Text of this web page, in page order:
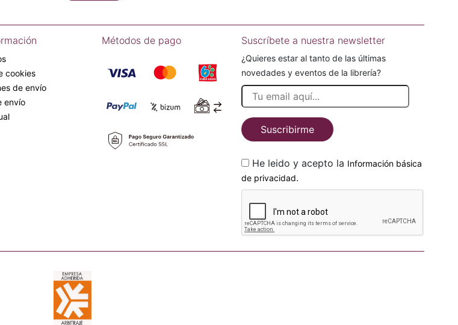
cookies
de envío
envío
Métodos de pago Suscríbete a nuestra newsletter
¿Quieres estar al tanto de las últimas
novedades y eventos de la librería?
Suscribirme
He leido y acepto la Información básica
de privacidad.